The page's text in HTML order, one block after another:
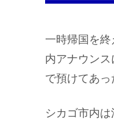
一時帰国を
内アナウン
で預けてあっ
シカゴ市内